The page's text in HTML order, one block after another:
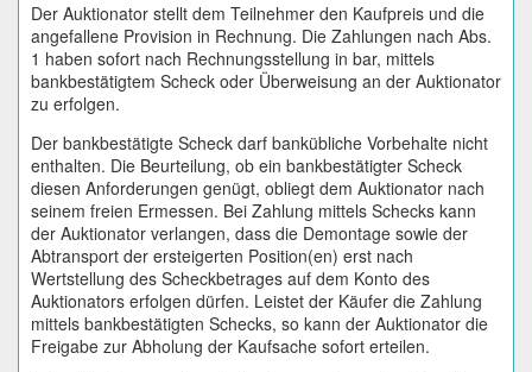
Der Auktionator stellt dem Teilnehmer den Kaufpreis und die
angefallene Provision in Rechnung. Die Zahlungen nach Abs.
1 haben sofort nach Rechnungsstellung in bar, mittels
bankbestätigtem Scheck oder Überweisung an der Auktionator
zu erfolgen.
Der bankbestätigte Scheck darf bankübliche Vorbehalte nicht
enthalten. Die Beurteilung, ob ein bankbestätigter Scheck
diesen Anforderungen genügt, obliegt dem Auktionator nach
seinem freien Ermessen. Bei Zahlung mittels Schecks kann
der Auktionator verlangen, dass die Demontage sowie der
Abtransport der ersteigerten Position(en) erst nach
Wertstellung des Scheckbetrages auf dem Konto des
Auktionators erfolgen dürfen. Leistet der Käufer die Zahlung
mittels bankbestätigten Schecks, so kann der Auktionator die
Freigabe zur Abholung der Kaufsache sofort erteilen.